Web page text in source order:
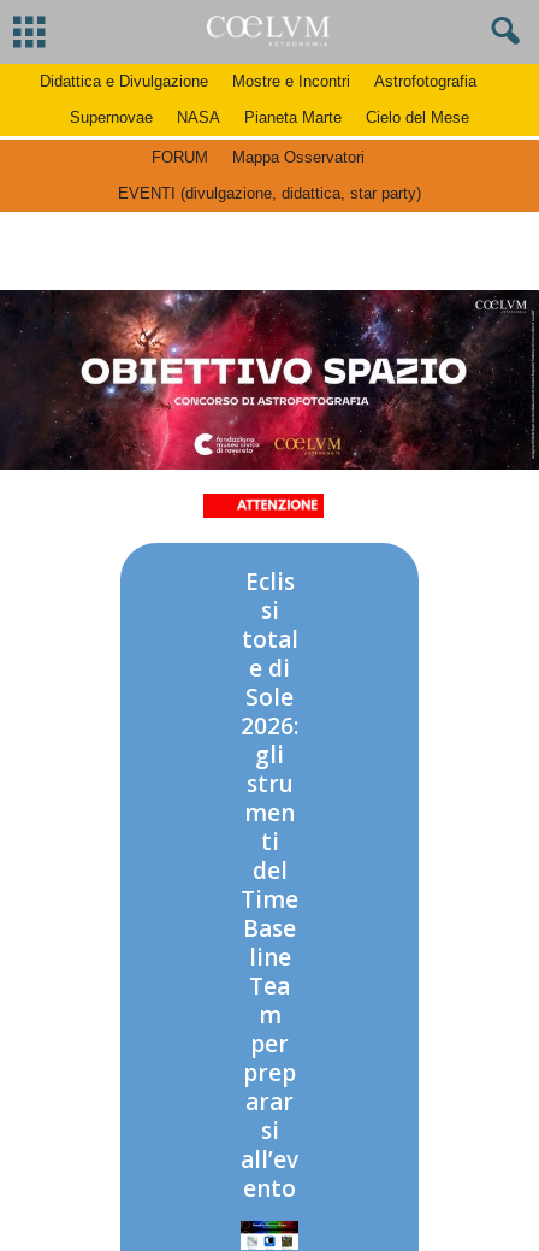
Didattica e Divulgazione Mostre e Incontri
Astrofotografia
Supernovae
NASA Pianeta Marte Cielo del Mese
FORUM
Mappa Osservatori
EVENTI (divulgazione, didattica, star party)
Eclis
si
total
e di
Sole
2026:
gli
stru
men
ti
del
Time
Base
line
Tea
m
per
prep
arar
si
all’ev
ento